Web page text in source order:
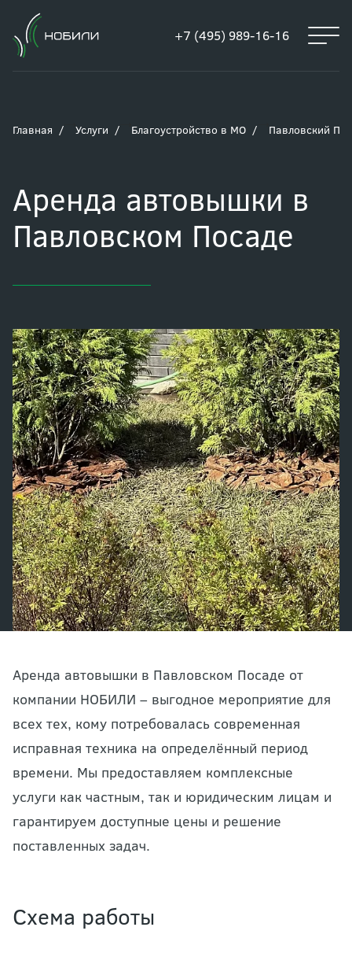
+7 (495) 989-16-16
Главная Услуги Благоустройство в МО Павловский
Аренда автовышки в
Павловском Посаде
Аренда автовышки в Павловском Посаде от
компании НОБИЛИ – выгодное мероприятие для
всех тех, кому потребовалась современная
исправная техника на определённый период
времени. Мы предоставляем комплексные
услуги как частным, так и юридическим лицам и
гарантируем доступные цены и решение
поставленных задач.
Схема работы